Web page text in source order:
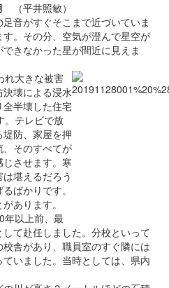
（平井照敏）
音がすぐそこまで近づいていま
。その分、空気が澄んで星空が
きなかった星が間近に見えま
れ大きな被害
壊による浸水
半壊した住宅
。テレビで放
防、家屋を押
、そのすべてが
させます。寒
堪えるだろう
ばかりです。
あります。
年以上前、最
て赴任しました。分校といって
舎があり、職員室のすぐ隣には
いました。当時としては、県内